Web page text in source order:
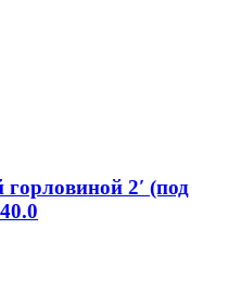
2′ (под